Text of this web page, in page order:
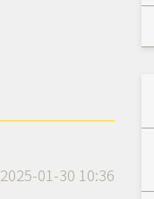
2025-01-30 10:36